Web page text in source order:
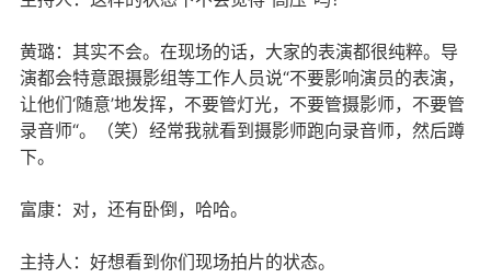
黄璐：其实不会。在现场的话，大家的表演都很纯粹。导
演都会特意跟摄影组等工作人员说“不要影响演员的表演，
让他们‘随意’地发挥，不要管灯光，不要管摄影师，不要管
录音师“。（笑）经常我就看到摄影师跑向录音师，然后蹲
下。
富康：对，还有卧倒，哈哈。
主持人：好想看到你们现场拍片的状态。